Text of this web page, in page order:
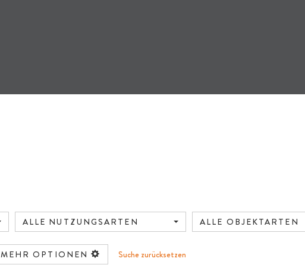
ALLE NUTZUNGSARTEN ALLE OBJEKTARTEN
MEHR OPTIONEN Suche zurücksetzen